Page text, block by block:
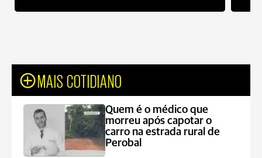
MAIS COTIDIANO
Quem é o médico que
morreu após capotar o
carro na estrada rural de
Perobal